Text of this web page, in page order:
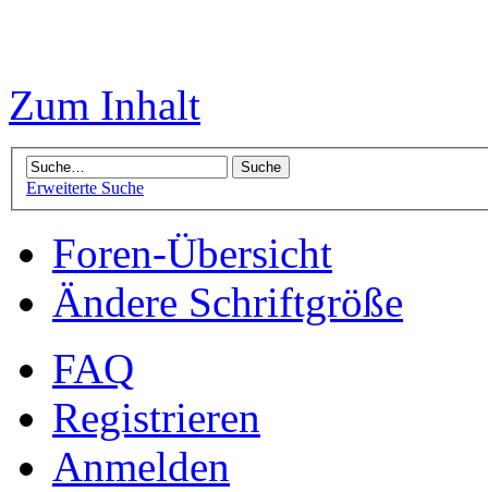
Zum Inhalt
Erweiterte Suche
Foren-Übersicht
Ändere Schriftgröße
FAQ
Registrieren
Anmelden